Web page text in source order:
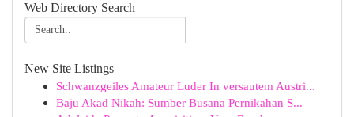
Web Directory Search
New Site Listings
Schwanzgeiles Amateur Luder In versautem Austri...
Baju Akad Nikah: Sumber Busana Pernikahan S...